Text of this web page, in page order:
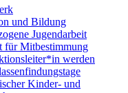
und Bildung
Jugendarbeit
für Mitbestimmung
werden
Kinder- und